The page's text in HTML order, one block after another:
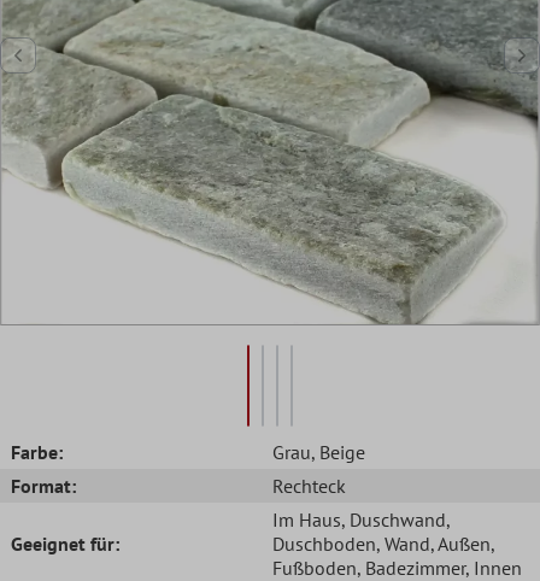
Farbe: Grau, Beige
Format:
Rechteck
Geeignet für:
Im Haus, Duschwand,
Duschboden, Wand, Außen,
Fußboden, Badezimmer, Innen